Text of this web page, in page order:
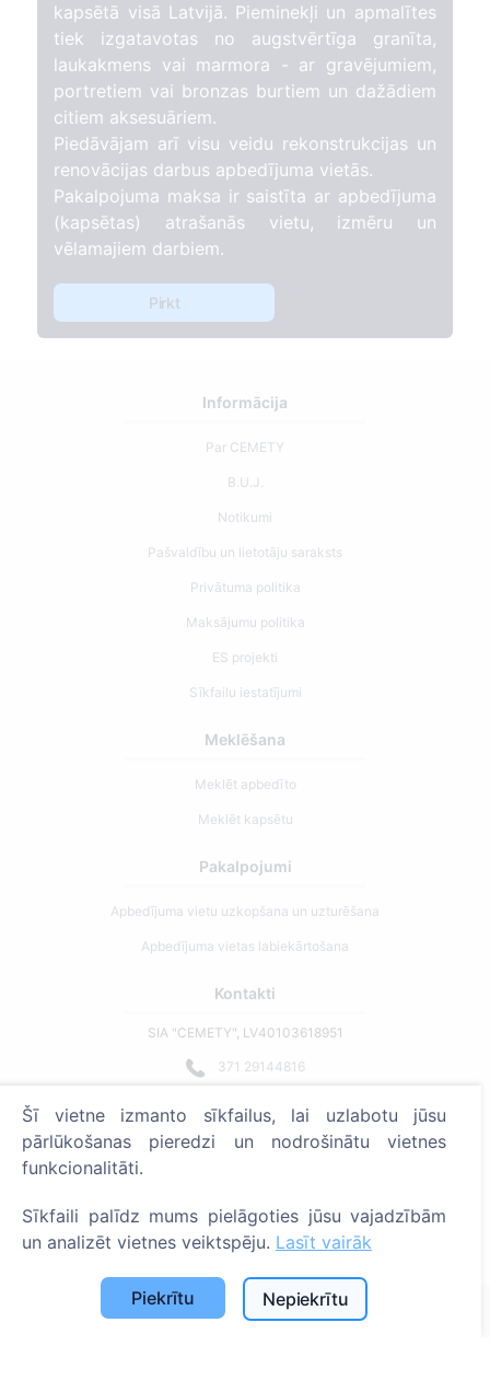
kapsētā visā Latvijā. Pieminekļi un apmalītes
tiek izgatavotas no augstvērtīga granīta,
laukakmens vai marmora - ar gravējumiem,
portretiem vai bronzas burtiem un dažādiem
citiem aksesuāriem.
Piedāvājam arī visu veidu rekonstrukcijas un
renovācijas darbus apbedījuma vietās.
Pakalpojuma maksa ir saistīta ar apbedījuma
(kapsētas) atrašanās vietu, izmēru un
vēlamajiem darbiem.
Pirkt
Informācija
Par CEMETY
B.U.J.
Notikumi
Pašvaldību un lietotāju saraksts
Privātuma politika
Maksājumu politika
ES projekti
Sīkfailu iestatījumi
Meklēšana
Meklēt apbedīto
Meklēt kapsētu
Pakalpojumi
Apbedījuma vietu uzkopšana un uzturēšana
Apbedījuma vietas labiekārtošana
Kontakti
SIA "CEMETY", LV40103618951
371 29144816
Strādājam visā Latvijā!
Administratoriem
© 2013 - 2026 Cemety Visas tiesības aizsargātas
Privātuma politika un noteikumi.
Šī vietne izmanto sīkfailus, lai uzlabotu jūsu
pārlūkošanas pieredzi un nodrošinātu vietnes
funkcionalitāti.
Sīkfaili palīdz mums pielāgoties jūsu vajadzībām
un analizēt vietnes veiktspēju. Lasīt vairāk
Piekrītu Nepiekrītu